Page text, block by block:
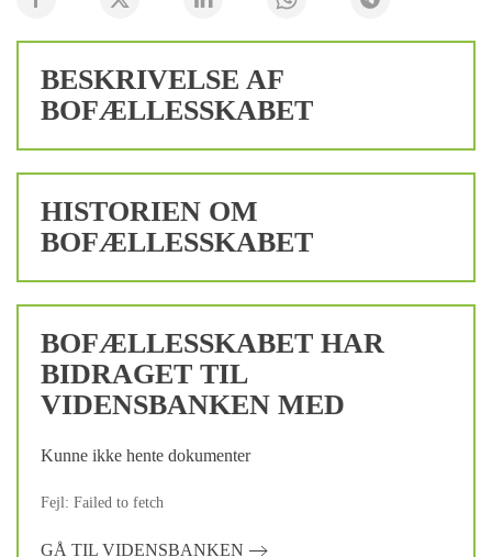
BESKRIVELSE AF
BOFÆLLESSKABET
HISTORIEN OM
BOFÆLLESSKABET
BOFÆLLESSKABET HAR
BIDRAGET TIL
VIDENSBANKEN MED
Kunne ikke hente dokumenter
Fejl: Failed to fetch
GÅ TIL VIDENSBANKEN